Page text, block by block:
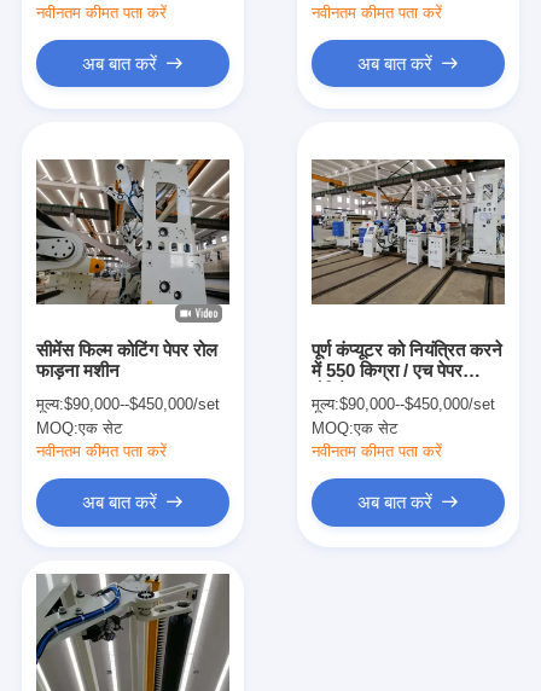
उत्पादों
हमारे बारे में
कारखाना भ्रमण
समाचार
बाहर निकालना कोटिंग फाड़ना मशीन
एक्सट्रूज़न लैमिनेटिंग मशीन
फिल्म laminating मशीन
नवीनतम कीमत पता करें
अब बात करें
नवीनतम कीमत पता करें
अब बात करें
सीमेंस फिल्म कोटिंग पेपर रोल
फाड़ना मशीन
मूल्य:$90,000--$450,000/set
MOQ:एक सेट
नवीनतम कीमत पता करें
अब बात करें
पूर्ण कंप्यूटर को नियंत्रित करने
में 550 किग्रा / एच पेपर
मूल्य:$90,000--$450,000/set
MOQ:एक सेट
नवीनतम कीमत पता करें
अब बात करें